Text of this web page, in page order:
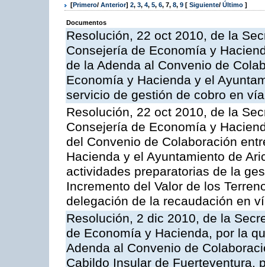
[Primero/ Anterior] 2, 3, 4, 5, 6, 7, 8, 9 [ Siguiente/ Último ]
Documentos
Resolución, 22 oct 2010, de la
Consejería de Economía y
de la Adenda al Convenio de
Economía y Hacienda y el
servicio de gestión de cobro en
Resolución, 22 oct 2010, de la
Consejería de Economía y
del Convenio de Colaboración
Hacienda y el Ayuntamiento de
actividades preparatorias de la
Incremento del Valor de los
delegación de la recaudación en
Resolución, 2 dic 2010, de la
de Economía y Hacienda, por la
Adenda al Convenio de
Cabildo Insular de Fuerteventura,